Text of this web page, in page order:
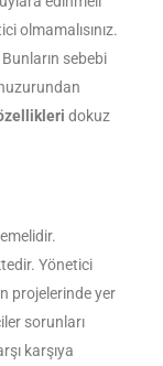
olmamalısınız.
sebebi
dokuz
Yönetici
projelerinde yer
sorunları
karşıya